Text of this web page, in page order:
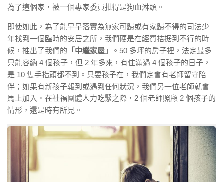
為了這個家，被一個專家委員批得是狗血淋頭。
即使如此，為了能早早落實為無家可歸或有家歸不得的司法少
年找到一個臨時的安居之所，我們硬是在經費拮据到不行的時
候，推出了我們的 「中繼家屋」
。50 多坪的房子裡，法定最多
只能容納 4 個孩子，但 2 年多來，有住滿過 4 個孩子的日子，
是 10 隻手指頭都不到。只要孩子在，我們定會有老師留守陪
伴；如果有新孩子報到或遇到任何狀況，我們另一位老師就會
馬上加入。在社福團體人力吃緊之際，2 個老師照顧 2 個孩子的
情形，還是時有所見。